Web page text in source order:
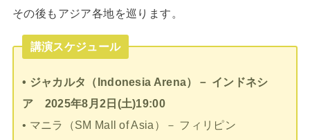
その後もアジア各地を巡ります。
講演スケジュール
• ジャカルタ（Indonesia Arena）－ インドネシ
ア 2025年8月2日(土)19:00
• マニラ（SM Mall of Asia）－ フィリピン